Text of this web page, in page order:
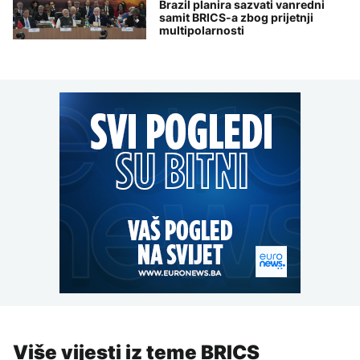
Brazil planira sazvati vanredni
samit BRICS-a zbog prijetnji
multipolarnosti
Više vijesti iz teme BRICS